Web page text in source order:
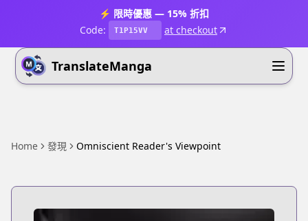
⚡ 限時優惠 — 15% 折扣
Code:
T1P15VV at checkout
TranslateManga
Home 發現 Omniscient Reader's Viewpoint